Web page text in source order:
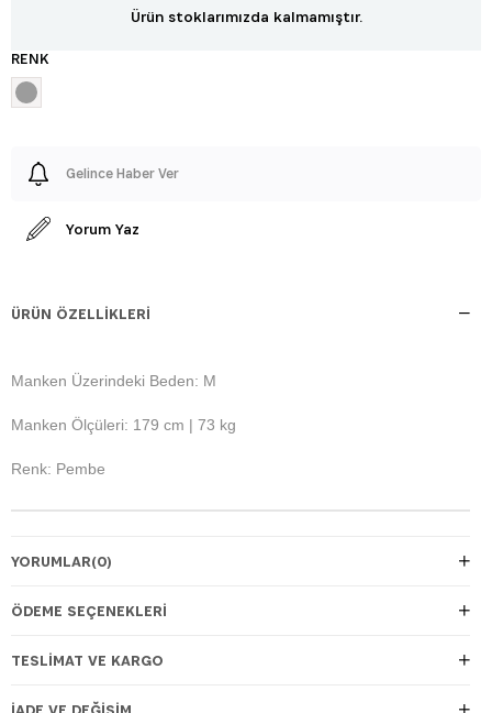
Ürün stoklarımızda kalmamıştır.
RENK
Gelince Haber Ver
Yorum Yaz
ÜRÜN ÖZELLIKLERI
Manken Üzerindeki Beden: M
Manken Ölçüleri: 179 cm | 73 kg
Renk: Pembe
YORUMLAR(0)
ÖDEME SEÇENEKLERI
TESLIMAT VE KARGO